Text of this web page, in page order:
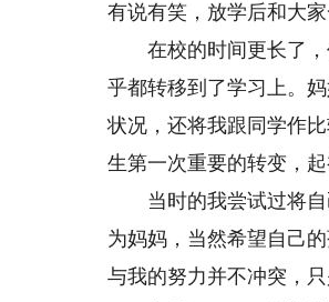
有说有笑，放学后和大
在校的时间更长了，
乎都转移到了学习上。
状况，还将我跟同学作
生第一次重要的转变，
当时的我尝试过将自
为妈妈，当然希望自己
与我的努力并不冲突，